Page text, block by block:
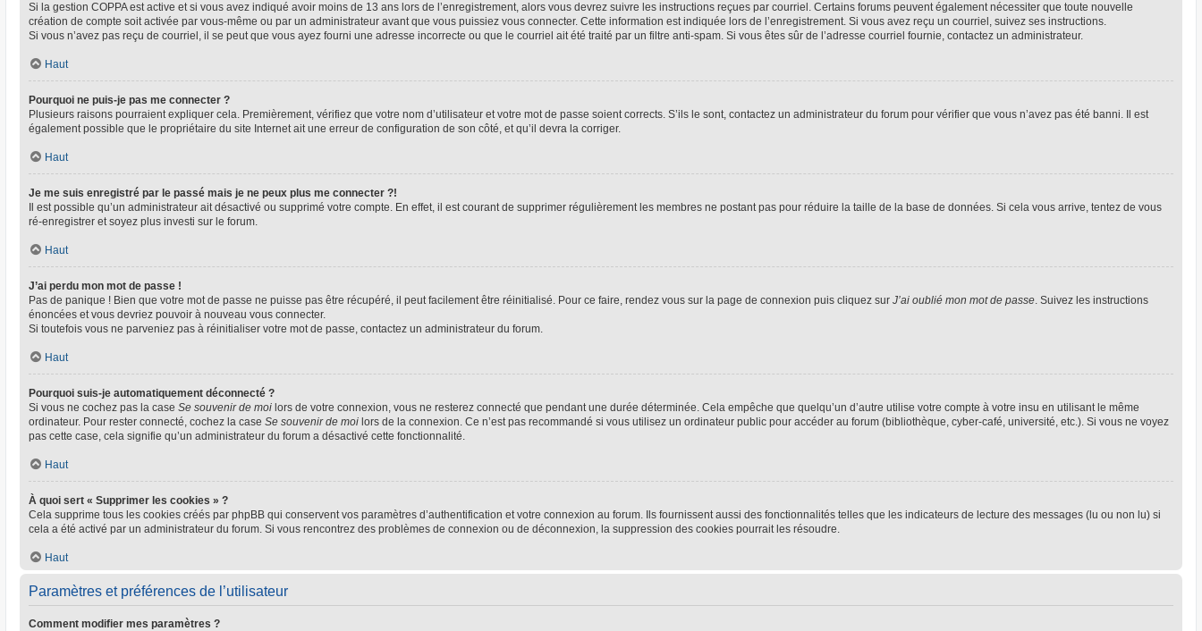
Si la gestion COPPA est active et si vous avez indiqué avoir moins de 13 ans lors de l’enregistrement, alors vous devrez suivre les instructions reçues par courriel. Certains forums peuvent également nécessiter que toute nouvelle
création de compte soit activée par vous-même ou par un administrateur avant que vous puissiez vous connecter. Cette information est indiquée lors de l’enregistrement. Si vous avez reçu un courriel, suivez ses instructions.
Si vous n’avez pas reçu de courriel, il se peut que vous ayez fourni une adresse incorrecte ou que le courriel ait été traité par un filtre anti-spam. Si vous êtes sûr de l’adresse courriel fournie, contactez un administrateur.
Haut
Pourquoi ne puis-je pas me connecter ?
Plusieurs raisons pourraient expliquer cela. Premièrement, vérifiez que votre nom d’utilisateur et votre mot de passe soient corrects. S’ils le sont, contactez un administrateur du forum pour vérifier que vous n’avez pas été banni. Il est
également possible que le propriétaire du site Internet ait une erreur de configuration de son côté, et qu’il devra la corriger.
Haut
Je me suis enregistré par le passé mais je ne peux plus me connecter ?!
Il est possible qu’un administrateur ait désactivé ou supprimé votre compte. En effet, il est courant de supprimer régulièrement les membres ne postant pas pour réduire la taille de la base de données. Si cela vous arrive, tentez de vous
ré-enregistrer et soyez plus investi sur le forum.
Haut
J’ai perdu mon mot de passe !
Pas de panique ! Bien que votre mot de passe ne puisse pas être récupéré, il peut facilement être réinitialisé. Pour ce faire, rendez vous sur la page de connexion puis cliquez sur J’ai oublié mon mot de passe. Suivez les instructions
énoncées et vous devriez pouvoir à nouveau vous connecter.
Si toutefois vous ne parveniez pas à réinitialiser votre mot de passe, contactez un administrateur du forum.
Haut
Pourquoi suis-je automatiquement déconnecté ?
Si vous ne cochez pas la case Se souvenir de moi lors de votre connexion, vous ne resterez connecté que pendant une durée déterminée. Cela empêche que quelqu’un d’autre utilise votre compte à votre insu en utilisant le même
ordinateur. Pour rester connecté, cochez la case Se souvenir de moi lors de la connexion. Ce n’est pas recommandé si vous utilisez un ordinateur public pour accéder au forum (bibliothèque, cyber-café, université, etc.). Si vous ne voyez
pas cette case, cela signifie qu’un administrateur du forum a désactivé cette fonctionnalité.
Haut
À quoi sert « Supprimer les cookies » ?
Cela supprime tous les cookies créés par phpBB qui conservent vos paramètres d’authentification et votre connexion au forum. Ils fournissent aussi des fonctionnalités telles que les indicateurs de lecture des messages (lu ou non lu) si
cela a été activé par un administrateur du forum. Si vous rencontrez des problèmes de connexion ou de déconnexion, la suppression des cookies pourrait les résoudre.
Haut
Paramètres et préférences de l’utilisateur
Comment modifier mes paramètres ?